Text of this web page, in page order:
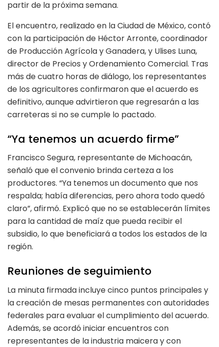
partir de la próxima semana.
El encuentro, realizado en la Ciudad de México, contó
con la participación de Héctor Arronte, coordinador
de Producción Agrícola y Ganadera, y Ulises Luna,
director de Precios y Ordenamiento Comercial. Tras
más de cuatro horas de diálogo, los representantes
de los agricultores confirmaron que el acuerdo es
definitivo, aunque advirtieron que regresarán a las
carreteras si no se cumple lo pactado.
“Ya tenemos un acuerdo firme”
Francisco Segura, representante de Michoacán,
señaló que el convenio brinda certeza a los
productores. “Ya tenemos un documento que nos
respalda; había diferencias, pero ahora todo quedó
claro”, afirmó. Explicó que no se establecerán límites
para la cantidad de maíz que pueda recibir el
subsidio, lo que beneficiará a todos los estados de la
región.
Reuniones de seguimiento
La minuta firmada incluye cinco puntos principales y
la creación de mesas permanentes con autoridades
federales para evaluar el cumplimiento del acuerdo.
Además, se acordó iniciar encuentros con
representantes de la industria maicera y con